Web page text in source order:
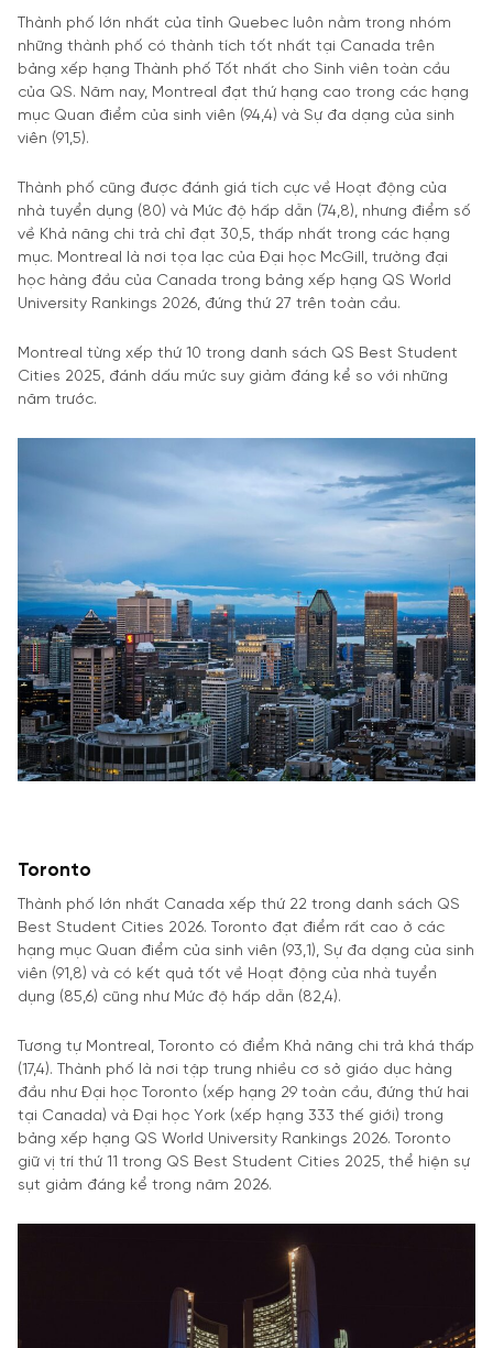
Thành phố lớn nhất của tỉnh Quebec luôn nằm trong nhóm
những thành phố có thành tích tốt nhất tại Canada trên
bảng xếp hạng Thành phố Tốt nhất cho Sinh viên toàn cầu
của QS. Năm nay, Montreal đạt thứ hạng cao trong các hạng
mục Quan điểm của sinh viên (94,4) và Sự đa dạng của sinh
viên (91,5).
Thành phố cũng được đánh giá tích cực về Hoạt động của
nhà tuyển dụng (80) và Mức độ hấp dẫn (74,8), nhưng điểm số
về Khả năng chi trả chỉ đạt 30,5, thấp nhất trong các hạng
mục. Montreal là nơi tọa lạc của Đại học McGill, trường đại
học hàng đầu của Canada trong bảng xếp hạng QS World
University Rankings 2026, đứng thứ 27 trên toàn cầu.
Montreal từng xếp thứ 10 trong danh sách QS Best Student
Cities 2025, đánh dấu mức suy giảm đáng kể so với những
năm trước.
Toronto
Thành phố lớn nhất Canada xếp thứ 22 trong danh sách QS
Best Student Cities 2026. Toronto đạt điểm rất cao ở các
hạng mục Quan điểm của sinh viên (93,1), Sự đa dạng của sinh
viên (91,8) và có kết quả tốt về Hoạt động của nhà tuyển
dụng (85,6) cũng như Mức độ hấp dẫn (82,4).
Tương tự Montreal, Toronto có điểm Khả năng chi trả khá thấp
(17,4). Thành phố là nơi tập trung nhiều cơ sở giáo dục hàng
đầu như Đại học Toronto (xếp hạng 29 toàn cầu, đứng thứ hai
tại Canada) và Đại học York (xếp hạng 333 thế giới) trong
bảng xếp hạng QS World University Rankings 2026. Toronto
giữ vị trí thứ 11 trong QS Best Student Cities 2025, thể hiện sự
sụt giảm đáng kể trong năm 2026.